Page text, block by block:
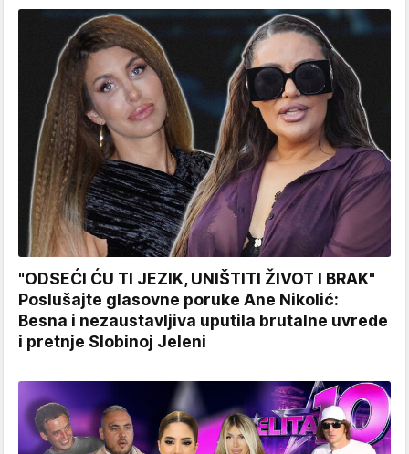
"ODSEĆI ĆU TI JEZIK, UNIŠTITI ŽIVOT I BRAK"
Poslušajte glasovne poruke Ane Nikolić:
Besna i nezaustavljiva uputila brutalne uvrede
i pretnje Slobinoj Jeleni